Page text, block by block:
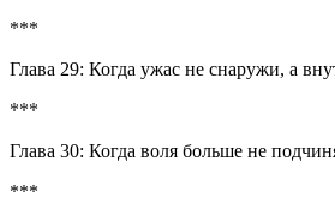
***
Глава 29: Когда ужас не снаружи, а
***
Глава 30: Когда воля больше не
***